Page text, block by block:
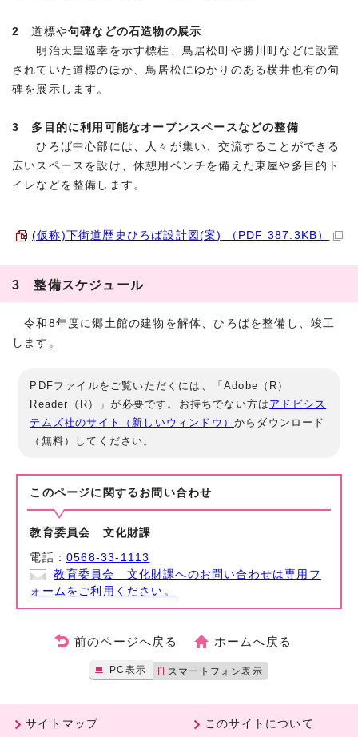
2道標や句碑などの石造物の展示
明治天皇巡幸を示す標柱、鳥居松町や勝川町などに設置
されていた道標のほか、鳥居松にゆかりのある横井也有の句
碑を展示します。
3 多目的に利用可能なオープンスペースなどの整備
ひろば中心部には、人々が集い、交流することができる
広いスペースを設け、休憩用ベンチを備えた東屋や多目的ト
イレなどを整備します。
(仮称)下街道歴史ひろば設計図(案) （PDF 387.3KB）
3 整備スケジュール
令和8年度に郷土館の建物を解体、ひろばを整備し、竣工
します。
PDFファイルをご覧いただくには、「Adobe（R）
Reader（R）」が必要です。お持ちでない方は アドビシス
テムズ社のサイト（新しいウィンドウ）からダウンロード
（無料）してください。
このページに関する お問い合わせ
教育委員会 文化財課
電話：0568-33-1113
教育委員会 文化財課へのお問い合わせは専用フ
ォームをご利用ください。
前のページへ戻る ホームへ戻る
PC表示 スマートフォン表示
サイトマップ
このサイトについて